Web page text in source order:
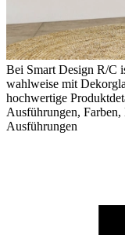
Bei Smart Design R/C
wahlweise mit
hochwertige
Ausführungen,
Ausführungen